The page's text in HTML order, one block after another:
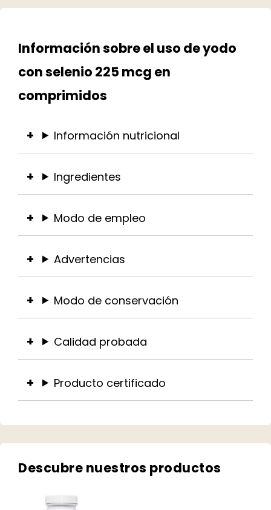
Información sobre el uso de yodo
con selenio 225 mcg en
comprimidos
Información nutricional
Ingredientes
Modo de empleo
Advertencias
Modo de conservación
Calidad probada
Producto certificado
Descubre nuestros productos​